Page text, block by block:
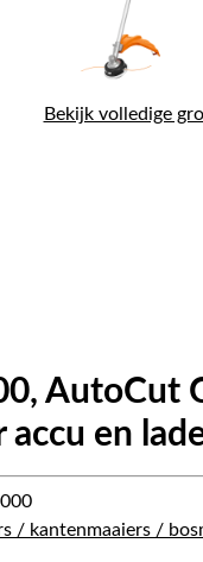
Bekijk volledige
AutoCut
accu en
/ kantenmaaiers /